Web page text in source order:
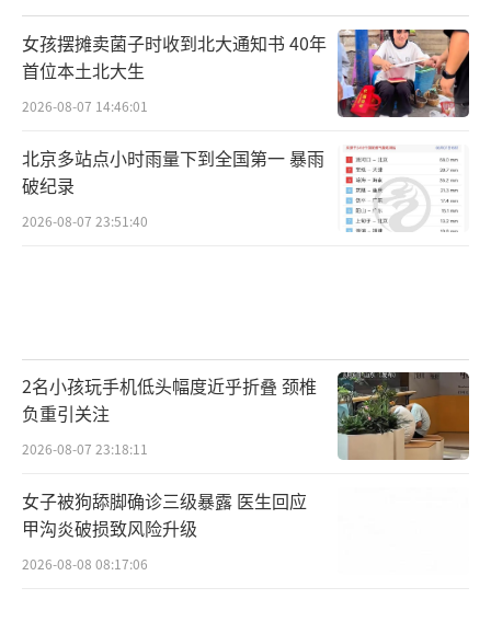
女孩摆摊卖菌子时收到北大通知书 40年
首位本土北大生
2026-08-07 14:46:01
北京多站点小时雨量下到全国第一 暴雨
破纪录
2026-08-07 23:51:40
2名小孩玩手机低头幅度近乎折叠 颈椎
负重引关注
2026-08-07 23:18:11
女子被狗舔脚确诊三级暴露 医生回应
甲沟炎破损致风险升级
2026-08-08 08:17:06